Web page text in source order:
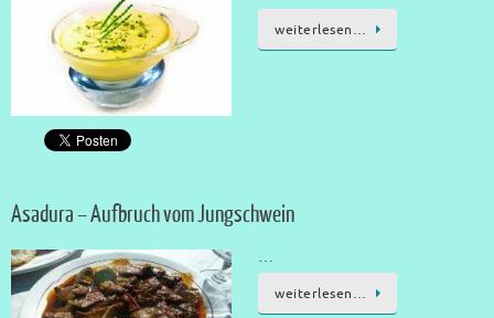
weiterlesen…
Asadura – Aufbruch vom Jungschwein
…
weiterlesen…